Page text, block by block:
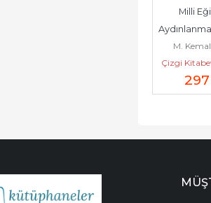
Milli
Alınan
Yeniden
M.
Çizgi
297